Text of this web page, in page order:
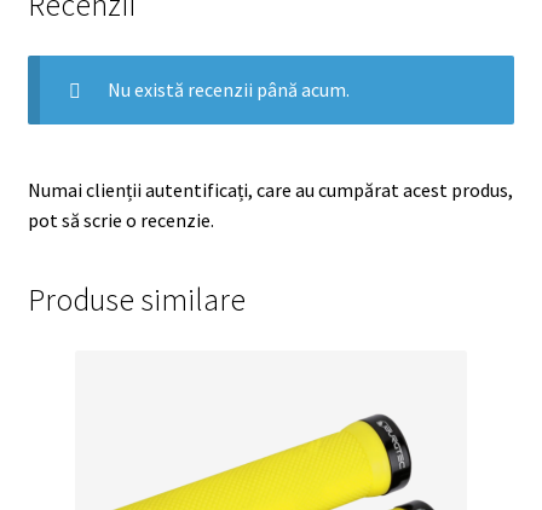
Nu există recenzii până acum.
Numai clienții autentificați, care au cumpărat acest produs,
pot să scrie o recenzie.
Produse similare